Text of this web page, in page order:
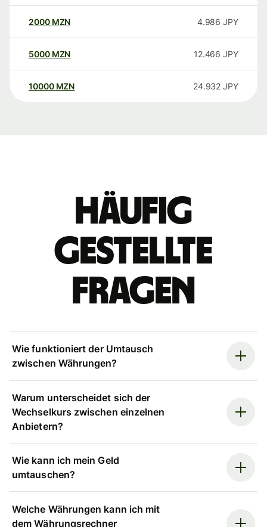
2000 MZN 4.986 JPY
5000 MZN 12.466 JPY
10000 MZN 24.932 JPY
Häufig
gestellte
Fragen
Wie funktioniert der Umtausch
zwischen Währungen?
Warum unterscheidet sich der
Wechselkurs zwischen einzelnen
Anbietern?
Wie kann ich mein Geld
umtauschen?
Welche Währungen kann ich mit
dem Währungsrechner